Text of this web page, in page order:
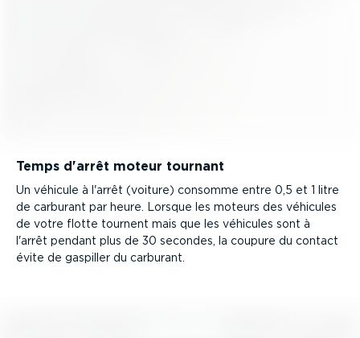
Temps d'arrêt moteur tournant
Un véhicule à l'arrêt (voiture) consomme entre 0,5 et 1 litre
de carburant par heure. Lorsque les moteurs des véhicules
de votre flotte tournent mais que les véhicules sont à
l'arrêt pendant plus de 30 secondes, la coupure du contact
évite de gaspiller du carburant.